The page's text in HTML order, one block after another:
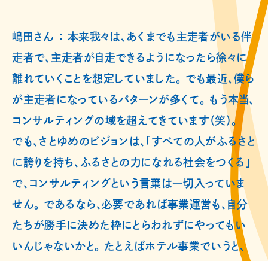
嶋田さん ： 本来我々は、あくまでも主走者がいる伴
走者で、主走者が自走できるようになったら徐々に
離れていくことを想定していました。 でも最近、僕ら
が主走者になっているパターンが多くて。 もう本当、
コンサルティングの域を超えてきています（笑）。
でも、さとゆめのビジョンは、「すべての人がふるさと
に誇りを持ち、ふるさとの力になれる社会をつくる」
で、コンサルティングという言葉は一切入っていま
せん。 であるなら、必要であれば事業運営も、自分
たちが勝手に決めた枠にとらわれずにやってもい
いんじゃないかと。 たとえばホテル事業でいうと、